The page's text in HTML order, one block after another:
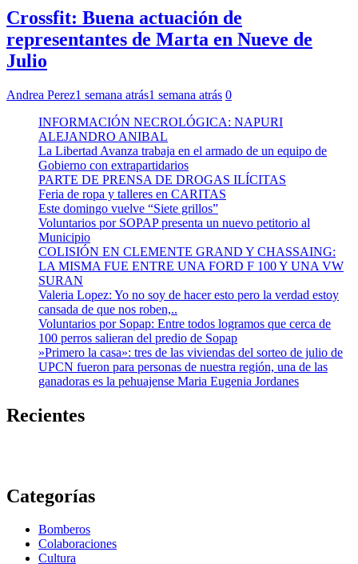
Crossfit: Buena actuación de
representantes de Marta en Nueve de
Julio
Andrea Perez1 semana atrás1 semana atrás 0
INFORMACIÓN NECROLÓGICA: NAPURI
ALEJANDRO ANIBAL
La Libertad Avanza trabaja en el armado de un equipo de
Gobierno con extrapartidarios
PARTE DE PRENSA DE DROGAS ILÍCITAS
Feria de ropa y talleres en CARITAS
Este domingo vuelve “Siete grillos”
Voluntarios por SOPAP presenta un nuevo petitorio al
Municipio
COLISIÓN EN CLEMENTE GRAND Y CHASSAING:
LA MISMA FUE ENTRE UNA FORD F 100 Y UNA VW
SURAN
Valeria Lopez: Yo no soy de hacer esto pero la verdad estoy
cansada de que nos roben,..
Voluntarios por Sopap: Entre todos logramos que cerca de
100 perros salieran del predio de Sopap
»Primero la casa»: tres de las viviendas del sorteo de julio de
UPCN fueron para personas de nuestra región, una de las
ganadoras es la pehuajense Maria Eugenia Jordanes
Recientes
Categorías
Bomberos
Colaboraciones
Cultura